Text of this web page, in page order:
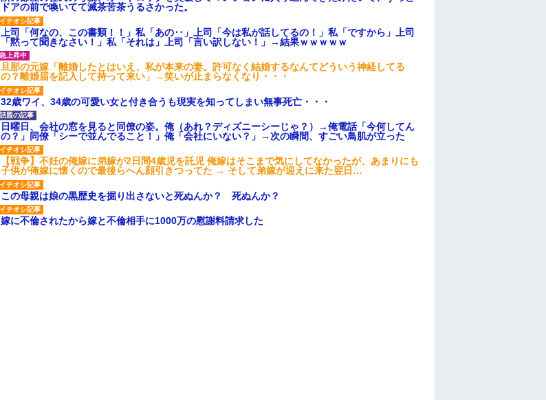
ドアの前で喚いてて滅茶苦茶うるさかった。
上司「何なの、この書類！！」私「あの‥」上司「今は私が話してるの！」私「ですから」上司
「黙って聞きなさい！」私「それは」上司「言い訳しない！」→結果ｗｗｗｗｗ
旦那の元嫁「離婚したとはいえ、私が本来の妻。許可なく結婚するなんてどういう神経してる
の？離婚届を記入して持って来い」→笑いが止まらなくなり・・・
32歳ワイ、34歳の可愛い女と付き合うも現実を知ってしまい無事死亡・・・
日曜日、会社の窓を見ると同僚の姿。俺（あれ？ディズニーシーじゃ？）→俺電話「今何してん
の？」同僚「シーで並んでること！」俺「会社にいない？」→次の瞬間、すごい鳥肌が立った
【戦争】不妊の俺嫁に弟嫁が2日間4歳児を託児 俺嫁はそこまで気にしてなかったが、あまりにも
子供が俺嫁に懐くので最後らへん顔引きつってた → そして弟嫁が迎えに来た翌日…
この母親は娘の黒歴史を掘り出さないと死ぬんか？ 死ぬんか？
嫁に不倫されたから嫁と不倫相手に1000万の慰謝料請求した